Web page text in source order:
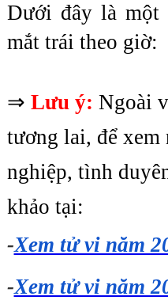
Dưới đây là một
mắt trái theo giờ:
⇒ Lưu ý: Ngoài
tương lai, để xem
nghiệp, tình
khảo tại:
-Xem tử vi năm
-Xem tử vi năm